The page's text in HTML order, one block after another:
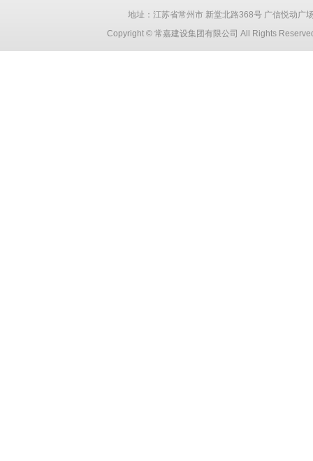
地址：江苏省常州市 新堂北路368号 广信悦动
Copyright © 常嘉建设集团有限公司 All Rights